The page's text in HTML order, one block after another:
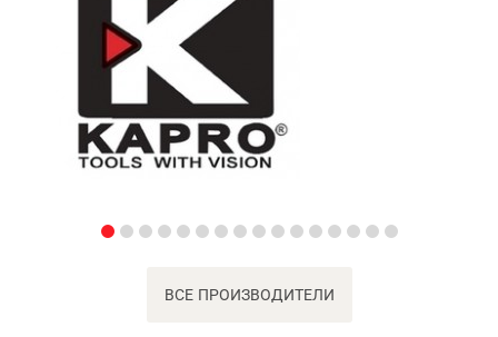
ВСЕ ПРОИЗВОДИТЕЛИ